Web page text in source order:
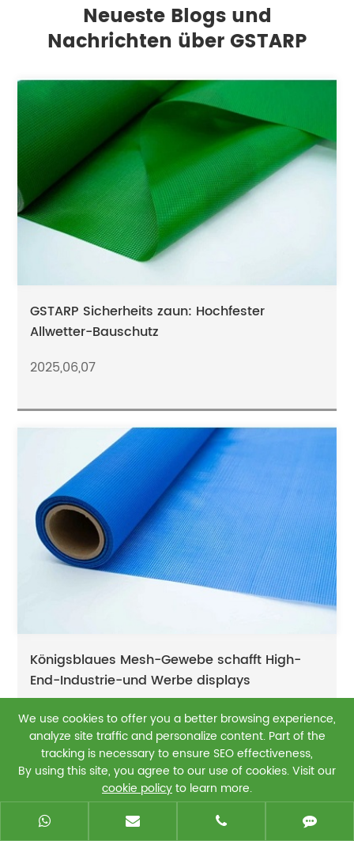
Neueste Blogs und
Nachrichten über GSTARP
GSTARP Sicherheits zaun: Hochfester
Allwetter-Bauschutz
2025,06,07
Königsblaues Mesh-Gewebe schafft High-
End-Industrie-und Werbe displays
2025,05,28
We use cookies to offer you a better browsing experience,
analyze site traffic and personalize content. Part of the
tracking is necessary to ensure SEO effectiveness,
By using this site, you agree to our use of cookies. Visit our
cookie policyto learn more.
Reject Accept